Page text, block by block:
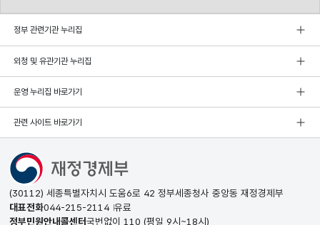
정부 관련기관 누리집
외청 및 유관기관 누리집
운영 누리집 바로가기
관련 사이트 바로가기
(30112) 세종특별자치시 도움6로 42 정부세종청사 중앙동 재정경제부
대표전화044-215-2114 유료
정부민원안내콜센터국번없이 110 (평일 9시~18시)